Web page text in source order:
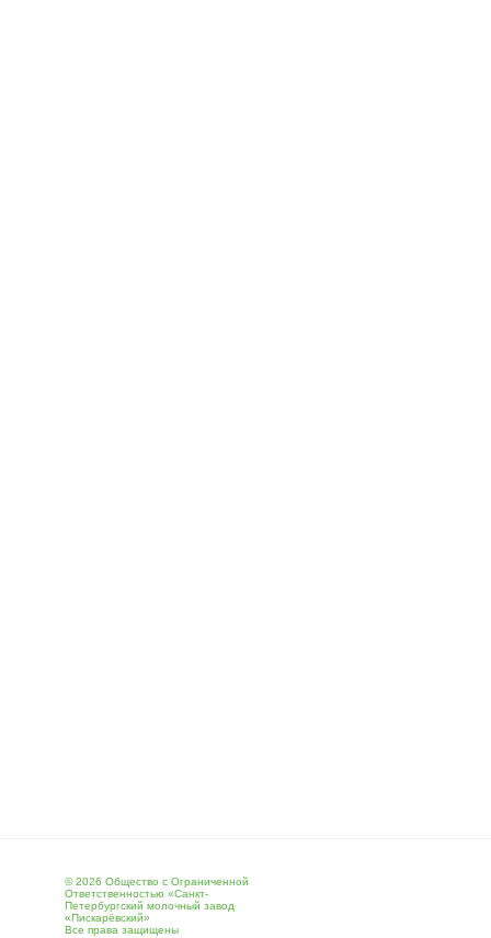
© 2026 Общество с Ограниченной
Ответственностью «Санкт-
Петербургский молочный завод
«Пискарёвский»
Все права защищены